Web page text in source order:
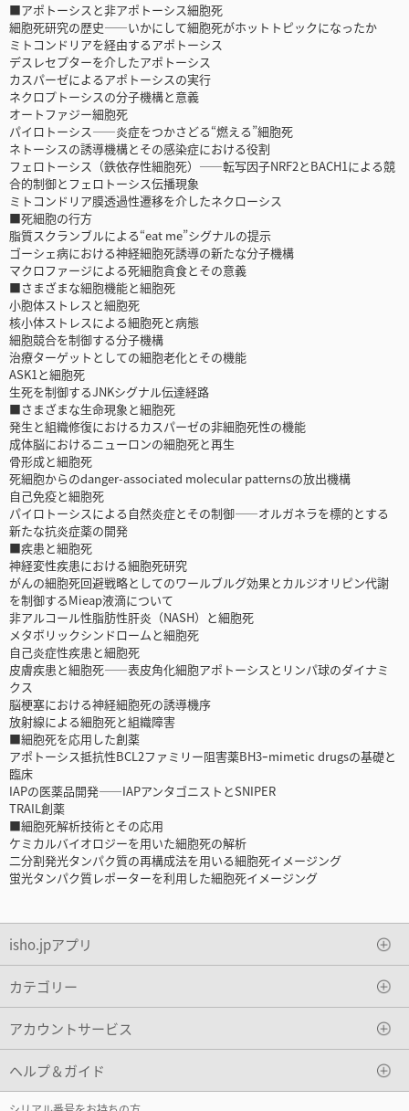
■アポトーシスと非アポトーシス細胞死
細胞死研究の歴史――いかにして細胞死がホットトピックになったか
ミトコンドリアを経由するアポトーシス
デスレセプターを介したアポトーシス
カスパーゼによるアポトーシスの実行
ネクロプトーシスの分子機構と意義
オートファジー細胞死
パイロトーシス――炎症をつかさどる“燃える”細胞死
ネトーシスの誘導機構とその感染症における役割
フェロトーシス（鉄依存性細胞死）――転写因子NRF2とBACH1による競
合的制御とフェロトーシス伝播現象
ミトコンドリア膜透過性遷移を介したネクローシス
■死細胞の行方
脂質スクランブルによる“eat me”シグナルの提示
ゴーシェ病における神経細胞死誘導の新たな分子機構
マクロファージによる死細胞貪食とその意義
■さまざまな細胞機能と細胞死
小胞体ストレスと細胞死
核小体ストレスによる細胞死と病態
細胞競合を制御する分子機構
治療ターゲットとしての細胞老化とその機能
ASK1と細胞死
生死を制御するJNKシグナル伝達経路
■さまざまな生命現象と細胞死
発生と組織修復におけるカスパーゼの非細胞死性の機能
成体脳におけるニューロンの細胞死と再生
骨形成と細胞死
死細胞からのdanger-associated molecular patternsの放出機構
自己免疫と細胞死
パイロトーシスによる自然炎症とその制御――オルガネラを標的とする
新たな抗炎症薬の開発
■疾患と細胞死
神経変性疾患における細胞死研究
がんの細胞死回避戦略としてのワールブルグ効果とカルジオリピン代謝
を制御するMieap液滴について
非アルコール性脂肪性肝炎（NASH）と細胞死
メタボリックシンドロームと細胞死
自己炎症性疾患と細胞死
皮膚疾患と細胞死――表皮角化細胞アポトーシスとリンパ球のダイナミ
クス
脳梗塞における神経細胞死の誘導機序
放射線による細胞死と組織障害
■細胞死を応用した創薬
アポトーシス抵抗性BCL2ファミリー阻害薬BH3ｰmimetic drugsの基礎と
臨床
IAPの医薬品開発――IAPアンタゴニストとSNIPER
TRAIL創薬
■細胞死解析技術とその応用
ケミカルバイオロジーを用いた細胞死の解析
二分割発光タンパク質の再構成法を用いる細胞死イメージング
蛍光タンパク質レポーターを利用した細胞死イメージング
isho.jpアプリ
カテゴリー
アカウントサービス
ヘルプ＆ガイド